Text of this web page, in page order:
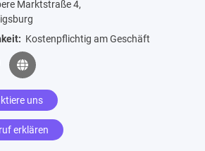
Marktstraße 4,
Kostenpflichtig am Geschäft
uns
erklären